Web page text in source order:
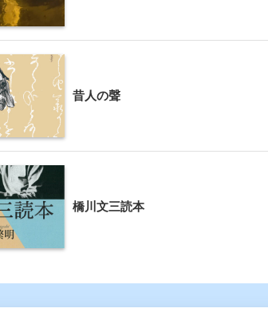
昔人の聲
橋川文三読本